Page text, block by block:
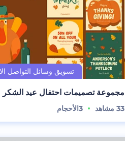
مجموعة تصميمات احتفال عيد الشكر
33 مشاهد 3الأحجام